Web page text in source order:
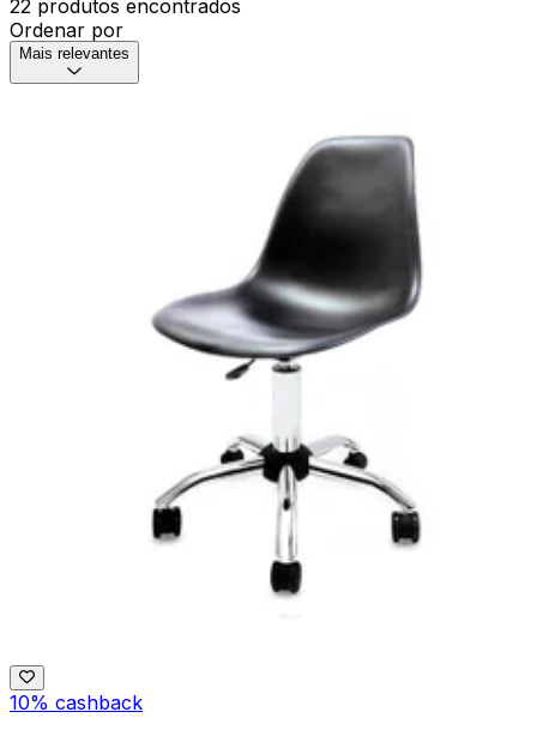
22 produtos encontrados
Ordenar por
Mais relevantes
10% cashback